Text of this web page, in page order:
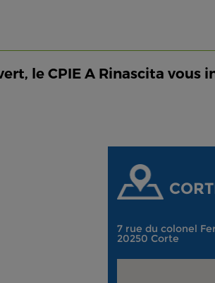
le CPIE A Rinascita vous
7 rue du colonel
20250 Corte